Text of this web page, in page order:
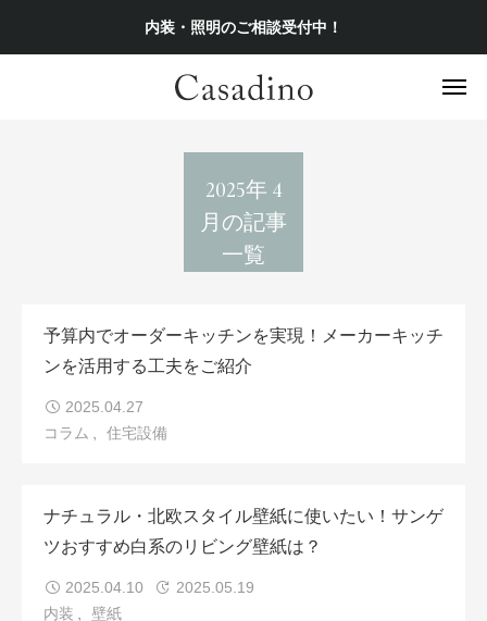
内装・照明のご相談受付中！
2025年 4
月の記事
一覧
予算内でオーダーキッチンを実現！メーカーキッチ
ンを活用する工夫をご紹介
2025.04.27
コラム 住宅設備
ナチュラル・北欧スタイル壁紙に使いたい！サンゲ
ツおすすめ白系のリビング壁紙は？
2025.04.10 2025.05.19
内装 壁紙